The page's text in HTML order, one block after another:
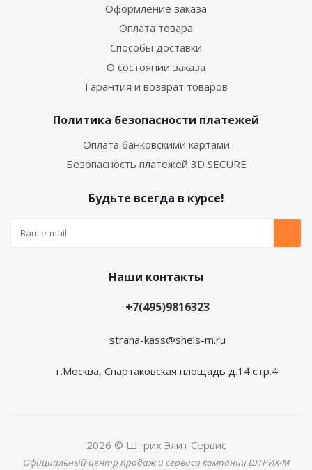
Оформление заказа
Оплата товара
Способы доставки
О состоянии заказа
Гарантия и возврат товаров
Политика безопасности платежей
Оплата банковскими картами
Безопасность платежей 3D SECURE
Будьте всегда в курсе!
Наши контакты
+7(495)9816323
strana-kass@shels-m.ru
г.Москва, Спартаковская площадь д.14 стр.4
2026 © Штрих Элит Сервис
Официальный центр продаж и сервиса компании ШТРИХ-М